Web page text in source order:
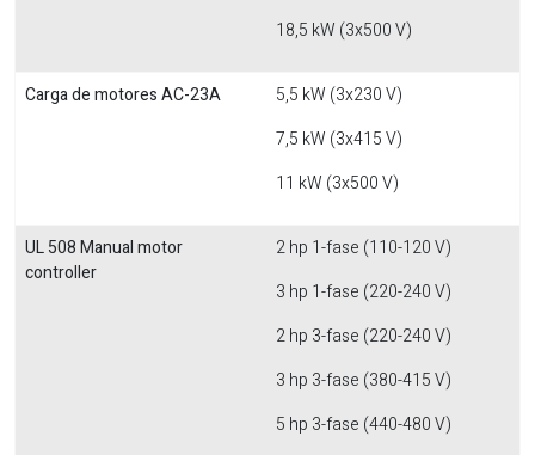
18,5 kW (3x500 V)
Carga de motores AC-23A
5,5 kW (3x230 V)
7,5 kW (3x415 V)
11 kW (3x500 V)
UL 508 Manual motor
controller
2 hp 1-fase (110-120 V)
3 hp 1-fase (220-240 V)
2 hp 3-fase (220-240 V)
3 hp 3-fase (380-415 V)
5 hp 3-fase (440-480 V)